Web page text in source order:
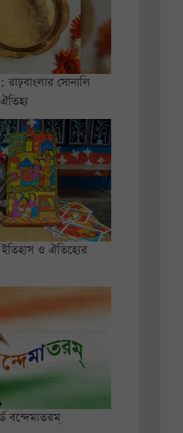
রাঢ়বাংলার সোনালি
ইতিহাস ও ঐতিহ্যের
বন্দেমাতরম্